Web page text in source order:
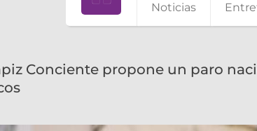
Noticias
Conciente propone un paro